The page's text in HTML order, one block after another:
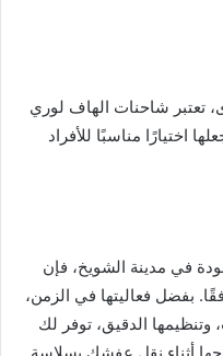
تعتبر شاحنات الهاف لوري
اختيارًا مناسبًا للأفراد
في مدينة الشويخ، فإن
بفضل فعاليتها في الزمن،
وتنظيمها الدقيق، توفر لك